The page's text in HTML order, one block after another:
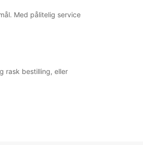
Med pålitelig service
rask bestilling, eller